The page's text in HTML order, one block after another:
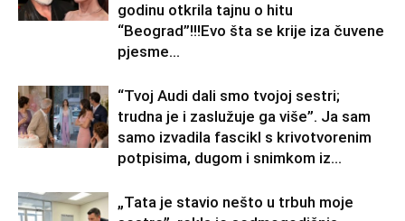
godinu otkrila tajnu o hitu
“Beograd”!!!Evo šta se krije iza čuvene
pjesme...
“Tvoj Audi dali smo tvojoj sestri;
trudna je i zaslužuje ga više”. Ja sam
samo izvadila fascikl s krivotvorenim
potpisima, dugom i snimkom iz...
„Tata je stavio nešto u trbuh moje